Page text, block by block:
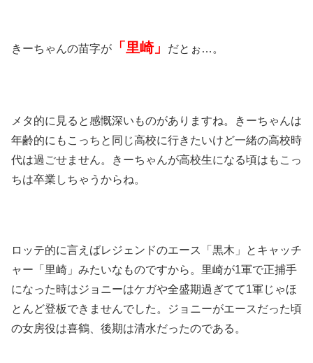
きーちゃんの苗字が 「里崎」 だとぉ…。
メタ的に見ると感慨深いものがありますね。きーちゃんは
年齢的にもこっちと同じ高校に行きたいけど一緒の高校時
代は過ごせません。きーちゃんが高校生になる頃はもこっ
ちは卒業しちゃうからね。
ロッテ的に言えばレジェンドのエース「黒木」とキャッチ
ャー「里崎」みたいなものですから。里崎が1軍で正捕手
になった時はジョニーはケガや全盛期過ぎてて1軍じゃほ
とんど登板できませんでした。ジョニーがエースだった頃
の女房役は喜鶴、後期は清水だったのである。